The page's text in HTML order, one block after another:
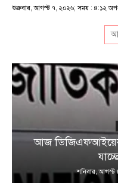
শুক্রবার, আগস্ট ৭, ২০২৬; সময় : ৪:১২
আজ ডিজিএফআইয়ের
শনিবার, আগস্ট